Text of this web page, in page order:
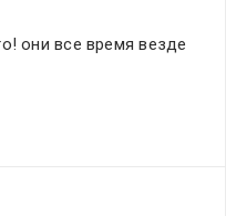
они все время везде